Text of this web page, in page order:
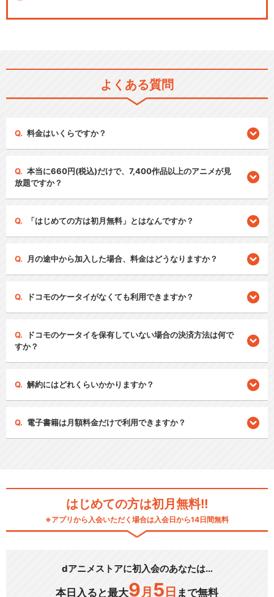
よくある質問
料金はいくらですか？
本当に660円(税込)だけで、7,400作品以上のアニメが見
放題ですか？
「はじめての方は初月無料」とはなんですか？
月の途中から加入した場合、料金はどうなりますか？
ドコモのケータイがなくても利用できますか？
ドコモのケータイを保有していない場合の決済方法は何で
すか？
解約にはどれくらいかかりますか？
電子書籍は月額料金だけで利用できますか？
はじめての方は初月無料!!
※アプリから入会いただく場合は入会日から14日間無料
dアニメストアに初入会のあなたは…
本日入ると最大9 月 5 日 まで無料